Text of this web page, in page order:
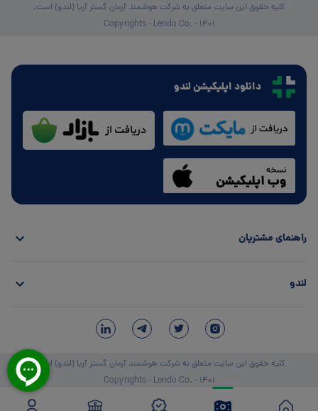
کلیه حقوق این سایت متعلق به شرکت هوشمند آرمان گستر آریا (لندو) است.
Copyrights - Lendo Co. - 1401
دانلود اپلیکیشن لندو
راهنمای مشتریان
لندو
کلیه حقوق این سایت متعلق به شرکت هوشمند آرمان گستر آریا (لندو) است.
Copyrights - Lendo Co. - 1401